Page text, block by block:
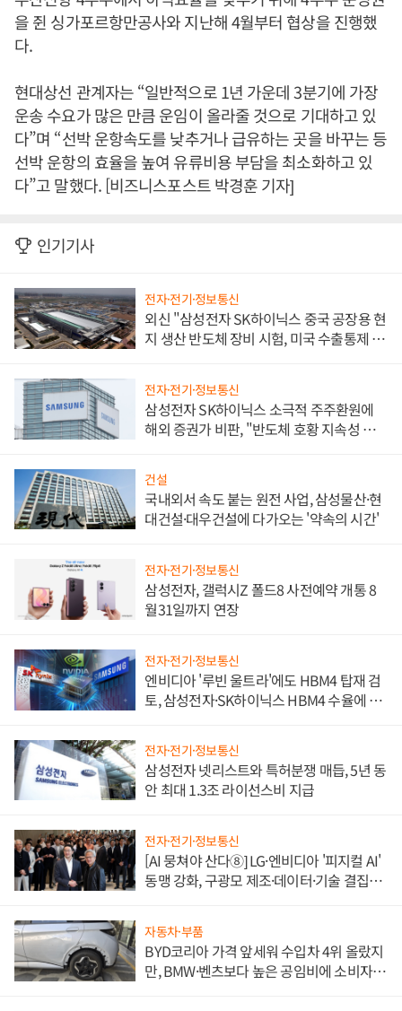
을 쥔 싱가포르항만공사와 지난해 4월부터 협상을 진행했
다.
현대상선 관계자는 “일반적으로 1년 가운데 3분기에 가장
운송 수요가 많은 만큼 운임이 올라줄 것으로 기대하고 있
다”며 “선박 운항속도를 낮추거나 급유하는 곳을 바꾸는 등
선박 운항의 효율을 높여 유류비용 부담을 최소화하고 있
다”고 말했다. [비즈니스포스트 박경훈 기자]
인기기사
전자·전기·정보통신
외신 "삼성전자 SK하이닉스 중국 공장용 현
지 생산 반도체 장비 시험, 미국 수출통제 대
전자·전기·정보통신
삼성전자 SK하이닉스 소극적 주주환원에
해외 증권가 비판, "반도체 호황 지속성 의
건설
국내외서 속도 붙는 원전 사업, 삼성물산·현
대건설·대우건설에 다가오는 '약속의 시간'
전자·전기·정보통신
삼성전자, 갤럭시Z 폴드8 사전예약 개통 8
월31일까지 연장
전자·전기·정보통신
엔비디아 '루빈 울트라'에도 HBM4 탑재 검
토, 삼성전자·SK하이닉스 HBM4 수율에 주
전자·전기·정보통신
삼성전자 넷리스트와 특허분쟁 매듭, 5년 동
안 최대 1.3조 라이선스비 지급
전자·전기·정보통신
[AI 뭉쳐야 산다⑧] LG·엔비디아 '피지컬 AI'
동맹 강화, 구광모 제조·데이터·기술 결집
자동차·부품
BYD코리아 가격 앞세워 수입차 4위 올랐지
만, BMW·벤츠보다 높은 공임비에 소비자